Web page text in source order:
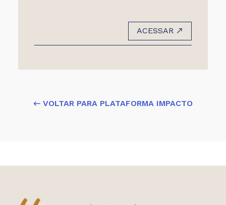
ACESSAR
← VOLTAR PARA PLATAFORMA IMPACTO